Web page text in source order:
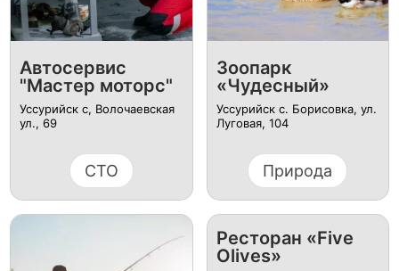
Автосервис
"Мастер моторс"
Уссурийск с, Волочаевская
ул., 69
СТО
Зоопарк
«Чудесный»
Уссурийск с. Борисовка, ул.
Луговая, 104
Природа
Ресторан «Five
Olives»